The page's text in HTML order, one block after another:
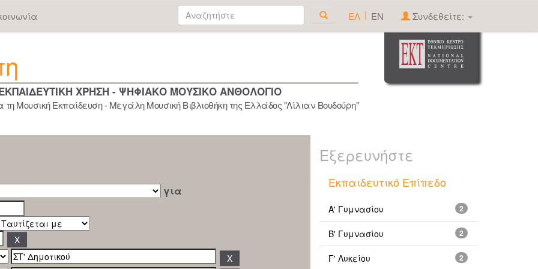
ΕΛ | EN Συνδεθείτε:
ΧΡΗΣΗ - ΨΗΦΙΑΚΟ ΜΟΥΣΙΚΟ ΑΝΘΟΛΟΓΙΟ
Μουσική Εκπαίδευση - Μεγάλη Μουσική Βιβλιοθήκη της Ελλάδος "Λίλιαν Βουδούρη"
για
Εξερευνήστε
Εκπαιδευτικό Επίπεδο
2
Α' Γυμνασίου
2
Β' Γυμνασίου
2
Γ' Λυκείου